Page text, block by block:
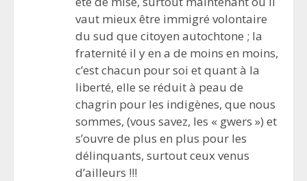
vaut mieux être immigré volontaire
du sud que citoyen autochtone ; la
fraternité il y en a de moins en moins,
c’est chacun pour soi et quant à la
liberté, elle se réduit à peau de
chagrin pour les indigènes, que nous
sommes, (vous savez, les « gwers ») et
s’ouvre de plus en plus pour les
délinquants, surtout ceux venus
d’ailleurs !!!